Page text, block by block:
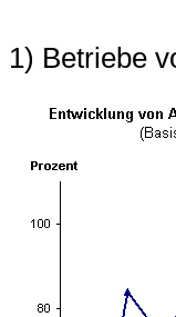
1) Betriebe